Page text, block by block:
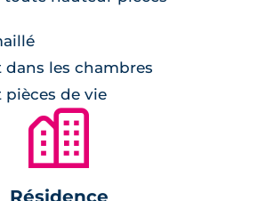
les logements sont
avec la cuisine équipée,
les espaces de
le carrelage dans les
humides et parquet stratifié
La peinture blanche et
de possibilités de
dans les chambres
pièces de vie
🏙
Résidence